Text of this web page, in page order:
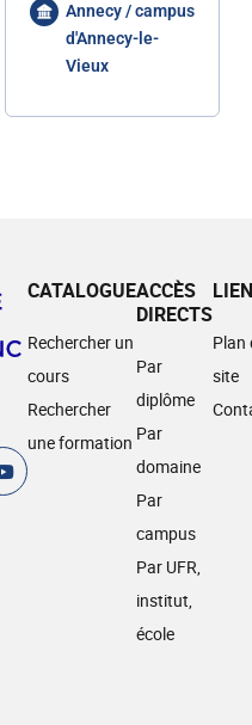
Annecy / campus
d'Annecy-le-
Vieux
CATALOGUE
Rechercher un
cours
Rechercher
une formation
ACCÈS
DIRECTS
Par
diplôme
Par
domaine
Par
campus
Par UFR,
institut,
école
Plan
site